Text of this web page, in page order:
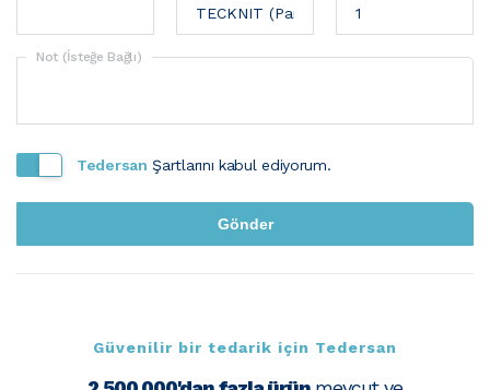
Not (İsteğe Bağlı)
Tedersan Şartlarını kabul ediyorum.
Güvenilir bir tedarik için Tedersan